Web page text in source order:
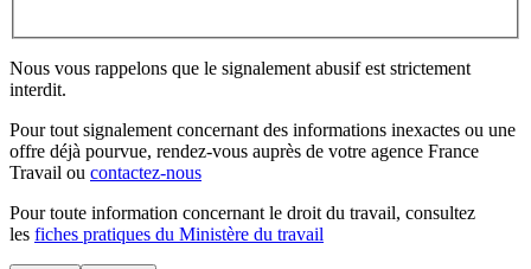
Nous vous rappelons que le signalement abusif est strictement
interdit.
Pour tout signalement concernant des informations inexactes ou une
offre déjà pourvue, rendez-vous auprès de votre agence France
Travail ou contactez-nous
Pour toute information concernant le droit du travail, consultez
les fiches pratiques du Ministère du travail